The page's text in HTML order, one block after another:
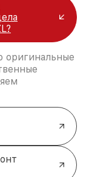
оригинальные